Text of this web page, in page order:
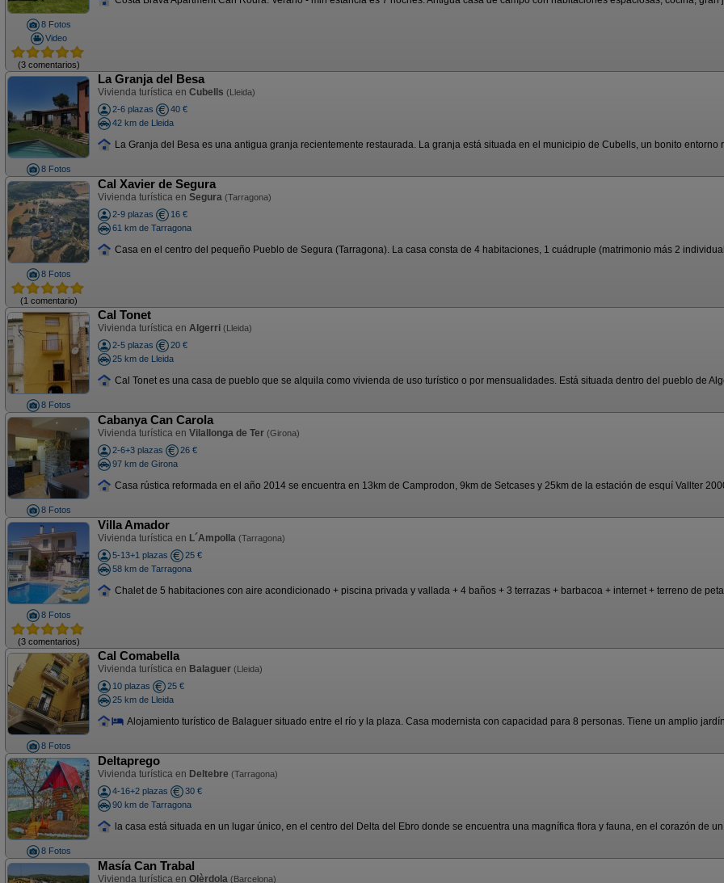
8 Fotos
Video
(3 comentarios)
8 Fotos
La Granja del Besa
Vivienda turística en Cubells (Lleida)
2-6 plazas
40 €
42 km de Lleida
La Granja del Besa es una antigua granja recientemente restaurada. La granja está situada en el municipio de Cubells, un bonito entorno
8 Fotos
(1 comentario)
Cal Xavier de Segura
Vivienda turística en Segura (Tarragona)
2-9 plazas
16 €
61 km de Tarragona
Casa en el centro del pequeño Pueblo de Segura (Tarragona). La casa consta de 4 habitaciones, 1 cuádruple (matrimonio más 2
8 Fotos
Cal Tonet
Vivienda turística en Algerri (Lleida)
2-5 plazas
20 €
25 km de Lleida
Cal Tonet es una casa de pueblo que se alquila como vivienda de uso turístico o por mensualidades. Está situada dentro del pueblo de
8 Fotos
Cabanya Can Carola
Vivienda turística en Vilallonga de Ter (Girona)
2-6+3 plazas
26 €
97 km de Girona
Casa rústica reformada en el año 2014 se encuentra en 13km de Camprodon, 9km de Setcases y 25km de la estación de esquí Vallter
8 Fotos
(3 comentarios)
Villa Amador
Vivienda turística en L´Ampolla (Tarragona)
5-13+1 plazas
25 €
58 km de Tarragona
Chalet de 5 habitaciones con aire acondicionado + piscina privada y vallada + 4 baños + 3 terrazas + barbacoa + internet + terreno de
8 Fotos
Cal Comabella
Vivienda turística en Balaguer (Lleida)
10 plazas
25 €
25 km de Lleida
Alojamiento turístico de Balaguer situado entre el río y la plaza. Casa modernista con capacidad para 8 personas. Tiene un amplio jardín
8 Fotos
Deltaprego
Vivienda turística en Deltebre (Tarragona)
4-16+2 plazas
30 €
90 km de Tarragona
la casa está situada en un lugar único, en el centro del Delta del Ebro donde se encuentra una magnífica flora y fauna, en el corazón de un
Masía Can Trabal
Vivienda turística en Olèrdola (Barcelona)